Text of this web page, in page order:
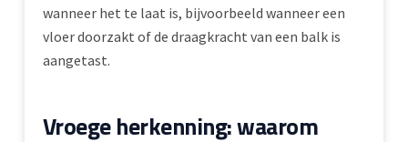
wanneer het te laat is, bijvoorbeeld wanneer een
vloer doorzakt of de draagkracht van een balk is
aangetast.
Vroege herkenning: waarom